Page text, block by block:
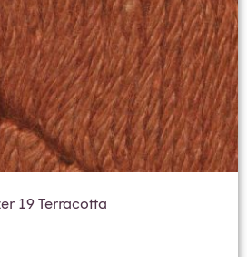
19 Terracotta